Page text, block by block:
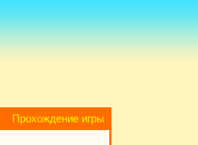
Прохождение игры